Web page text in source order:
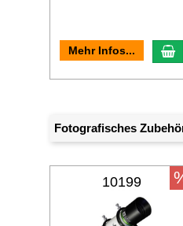
Mehr Infos...
Fotografisches
10199